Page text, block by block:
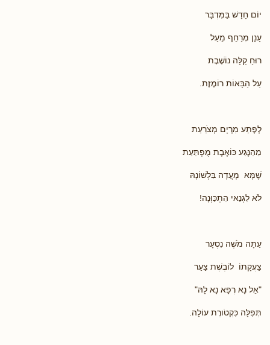
יוֹם חָדָשׁ בַּמִּדְבָּר
עָנָן מְרַחֵף מֵעַל
רוּחַ קַלָּה נוֹשֶׁבֶת
עַל הַבָּאוֹת רוֹמֶזֶת.
לְפֶתַע מִרְיָם מְצֹרַעַת
מֵהַנֶּגַע כּוֹאֶבֶת מֻפְתַּעַת
שֶׁמָּא מָעֲדָה בִּלְשׁוֹנָהּ
לֹא לִגְנַאי הִתְכַּוְּנָה!
עַתָּה מֹשֶׁה נִסְעָר
צַעֲקָתוֹ לוֹבֶשֶׁת צַעַר
"אֵל נָא רְפָא נָא לָהּ"
תְּפִלָּה כִּקְטֹורֶת עוֹלָה.